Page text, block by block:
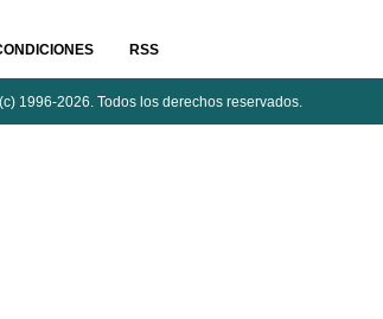
RSS
1996-2026. Todos los derechos reservados.